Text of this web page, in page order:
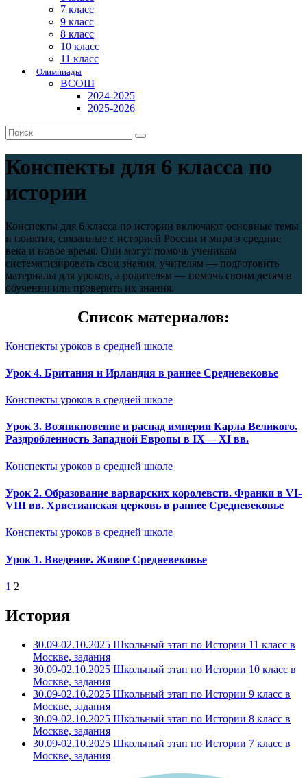
7 класс
9 класс
8 класс
10 класс
11 класс
Олимпиады
ВСОШ
2024-2025
2025-2026
Конспекты для 6 класса по
истории
Конспекты для 6 класса по истории включают основные темы
и понятия, связанные с историей России и мира в средние
века и новое время. Они могут помочь ученикам
систематизировать свои знания, учителям — подготовить
материалы для уроков, а родителям — помочь своим детям в
обучении или проверить их знания.
Список материалов:
Конспекты уроков в средней школе
Урок 4. Британия и Ирландия в раннее Средневековье
Конспекты уроков в средней школе
Урок 3. Возникновение и распад империи Карла Великого.
Раздробленность Западной Европы в IX— XI вв.
Конспекты уроков в средней школе
Урок 2. Образование варварских королевств. Франки в VI-
VIII вв. Христианская церковь в раннее Средневековье
Конспекты уроков в средней школе
Урок 1. Введение. Живое Средневековье
Пагинация
записей
1 2
История
30.09-02.10.2025 Школьный этап по Истории 11 класс в
Москве, задания
30.09-02.10.2025 Школьный этап по Истории 10 класс в
Москве, задания
30.09-02.10.2025 Школьный этап по Истории 9 класс в
Москве, задания
30.09-02.10.2025 Школьный этап по Истории 8 класс в
Москве, задания
30.09-02.10.2025 Школьный этап по Истории 7 класс в
Москве, задания